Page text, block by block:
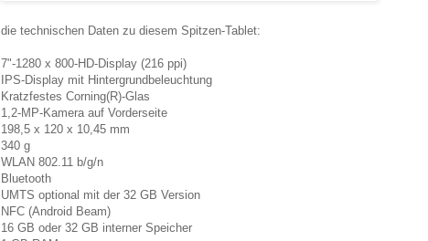
die technischen Daten zu diesem Spitzen-Tablet:
7"-1280 x 800-HD-Display (216 ppi)
IPS-Display mit Hintergrundbeleuchtung
Kratzfestes Corning(R)-Glas
1,2-MP-Kamera auf Vorderseite
198,5 x 120 x 10,45 mm
340 g
WLAN 802.11 b/g/n
Bluetooth
UMTS optional mit der 32 GB Version
NFC (Android Beam)
16 GB oder 32 GB interner Speicher